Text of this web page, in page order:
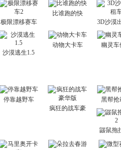
极限漂移赛车
比谁跑的快
3D沙漠
沙漠逃生1.5
动物大卡车 幽灵车
停靠越野车
疯狂的战车豪
黑帮抢
鼹鼠拖